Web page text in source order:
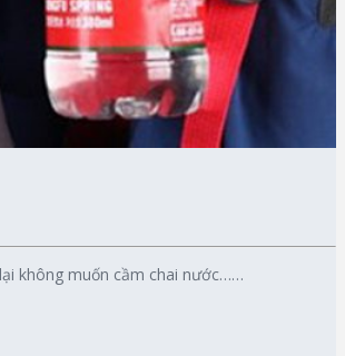
không muốn cầm chai nước……